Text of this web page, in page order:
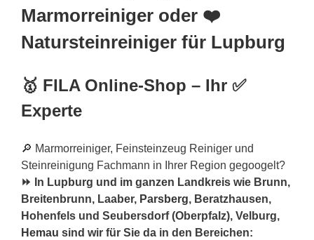
Marmorreiniger oder ❤️
Natursteinreiniger für Lupburg
🥇 FILA Online-Shop – Ihr ✅
Experte
🔎 Marmorreiniger, Feinsteinzeug Reiniger und
Steinreinigung Fachmann in Ihrer Region gegoogelt?
⏩ In Lupburg und im ganzen Landkreis wie Brunn,
Breitenbrunn, Laaber, Parsberg, Beratzhausen,
Hohenfels und Seubersdorf (Oberpfalz), Velburg,
Hemau sind wir für Sie da in den Bereichen: